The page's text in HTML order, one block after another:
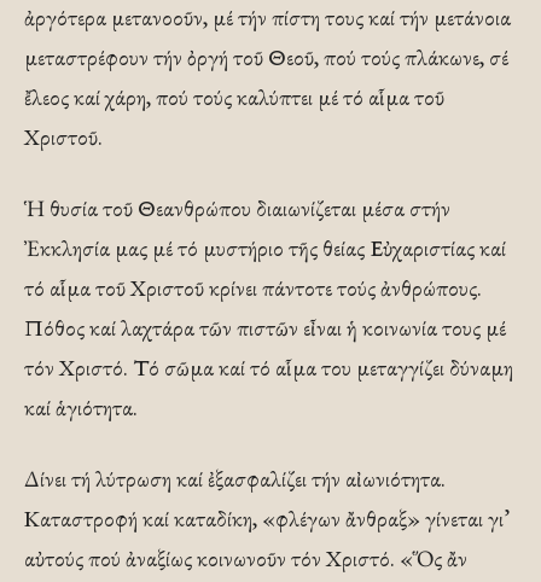
ἀργότερα μετανοοῦν, μέ τήν πίστη τους καί τήν μετάνοια
μεταστρέφουν τήν ὀργή τοῦ Θεοῦ, πού τούς πλάκωνε, σέ
ἔλεος καί χάρη, πού τούς καλύπτει μέ τό αἷμα τοῦ
Χριστοῦ.
Ἡ θυσία τοῦ Θεανθρώπου διαιωνίζεται μέσα στήν
Ἐκκλησία μας μέ τό μυστήριο τῆς θείας Εὐχαριστίας καί
τό αἷμα τοῦ Χριστοῦ κρίνει πάντοτε τούς ἀνθρώπους.
Πόθος καί λαχτάρα τῶν πιστῶν εἶναι ἡ κοινωνία τους μέ
τόν Χριστό. Τό σῶμα καί τό αἷμα του μεταγγίζει δύναμη
καί ἁγιότητα.
Δίνει τή λύτρωση καί ἐξασφαλίζει τήν αἰωνιότητα.
Καταστροφή καί καταδίκη, «φλέγων ἄνθραξ» γίνεται γι’
αὐτούς πού ἀναξίως κοινωνοῦν τόν Χριστό. «Ὅς ἄν